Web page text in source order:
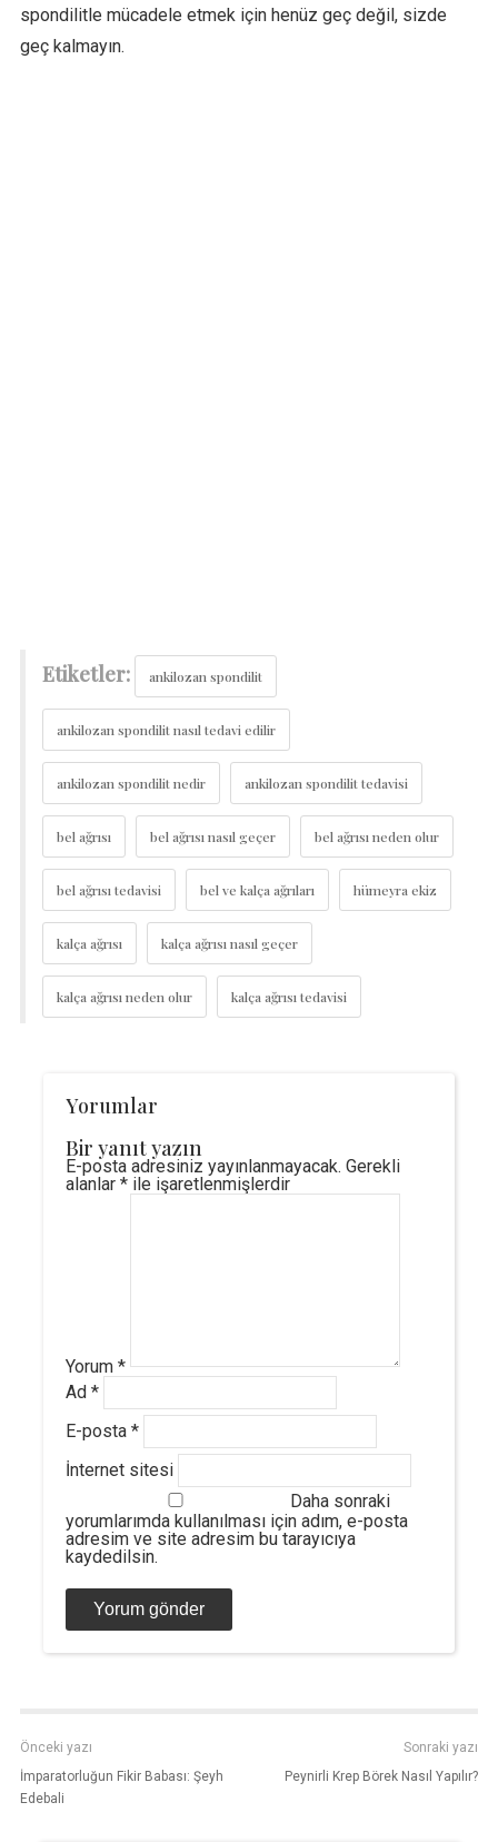
spondilitle mücadele etmek için henüz geç değil, sizde
geç kalmayın.
Etiketler: ankilozan spondilit
ankilozan spondilit nasıl tedavi edilir
ankilozan spondilit nedir ankilozan spondilit tedavisi
bel ağrısı bel ağrısı nasıl geçer bel ağrısı neden olur
bel ağrısı tedavisi bel ve kalça ağrıları hümeyra ekiz
kalça ağrısı kalça ağrısı nasıl geçer
kalça ağrısı neden olur kalça ağrısı tedavisi
Yorumlar
Bir yanıt yazın
E-posta adresiniz yayınlanmayacak. Gerekli
alanlar *ile işaretlenmişlerdir
Yorum *
Ad *
E-posta *
İnternet sitesi
Daha sonraki
yorumlarımda kullanılması için adım, e-posta
adresim ve site adresim bu tarayıcıya
kaydedilsin.
Önceki yazı
İmparatorluğun Fikir Babası: Şeyh
Edebali
Sonraki yazı
Peynirli Krep Börek Nasıl Yapılır?